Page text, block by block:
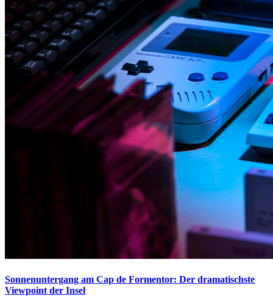
Sonnenuntergang am Cap de Formentor: Der dramatischste
Viewpoint der Insel